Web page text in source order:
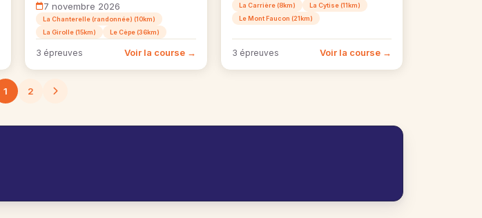
7 novembre 2026
La Chanterelle (randonnée) (10km)
La Girolle (15km)
Le Cèpe (36km)
3 épreuves Voir la course →
La Carrière (8km)
La Cytise (11km)
Le Mont Faucon (21km)
3 épreuves Voir la course →
1 2